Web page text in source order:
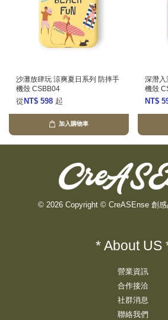
沙灘放肆玩 涼爽夏日系列 防摔手
機殼 CSBB04
從 NT$ 598 起
加入購物車
深潛入
機殼
NT$
© 2026 Copyright © CreASEnse 創感
* About US
營業資訊
合作接洽
社群消息
聯絡我們